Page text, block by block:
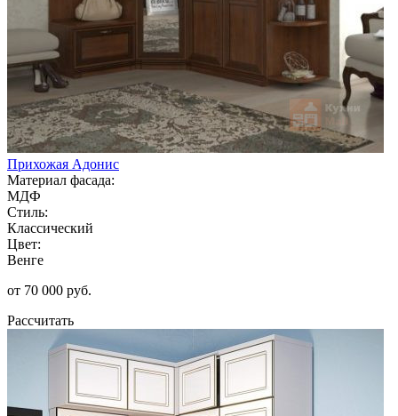
Прихожая Адонис
Материал фасада:
МДФ
Стиль:
Классический
Цвет:
Венге
от 70 000 руб.
Рассчитать